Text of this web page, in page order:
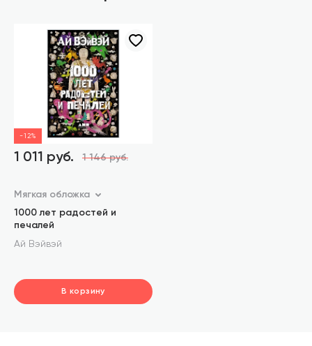
-12%
1 011 руб. 1 146 руб.
Мягкая обложка
1000 лет радостей и
печалей
Ай Вэйвэй
В корзину